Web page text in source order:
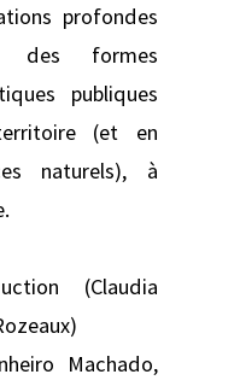
profondes
des formes
publiques
(et en
naturels), à
(Claudia
Machado,